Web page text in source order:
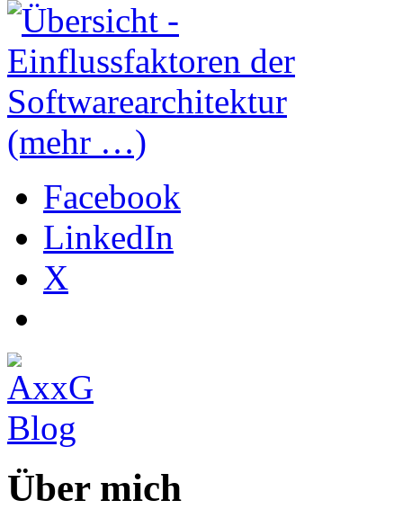
(mehr …)
Facebook
LinkedIn
X
Über mich